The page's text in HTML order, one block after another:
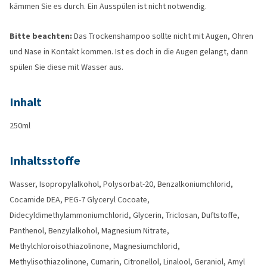
kämmen Sie es durch. Ein Ausspülen ist nicht notwendig.
Bitte beachten: Das Trockenshampoo sollte nicht mit Augen, Ohren
und Nase in Kontakt kommen. Ist es doch in die Augen gelangt, dann
spülen Sie diese mit Wasser aus.
Inhalt
250ml
Inhaltsstoffe
Wasser, Isopropylalkohol, Polysorbat-20, Benzalkoniumchlorid,
Cocamide DEA, PEG-7 Glyceryl Cocoate,
Didecyldimethylammoniumchlorid, Glycerin, Triclosan, Duftstoffe,
Panthenol, Benzylalkohol, Magnesium Nitrate,
Methylchloroisothiazolinone, Magnesiumchlorid,
Methylisothiazolinone, Cumarin, Citronellol, Linalool, Geraniol, Amyl